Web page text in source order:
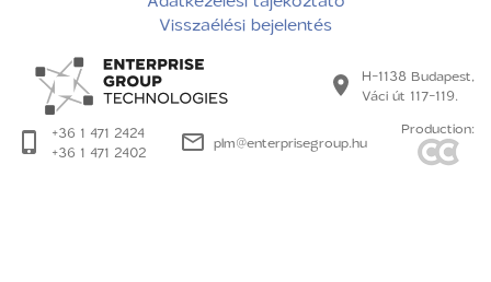
Visszaélési bejelentés
H-1138 Budapest,
Váci út 117-119.
+36 1 471 2424
+36 1 471 2402
plm@enterprisegroup.hu
Production: